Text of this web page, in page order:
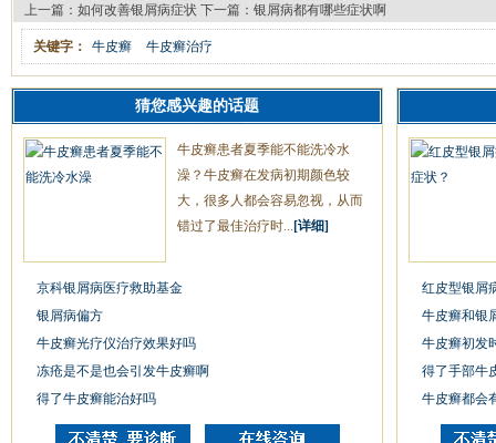
上一篇： 如何改善银屑病症状 下一篇： 银屑病都有哪些症状啊
关键字： 牛皮癣 牛皮癣治疗
猜您感兴趣的话题
牛皮癣患者夏季能不能洗冷水
澡？牛皮癣在发病初期颜色较
大，很多人都会容易忽视，从而
错过了最佳治疗时... [详细]
京科银屑病医疗救助基金
银屑病偏方
牛皮癣光疗仪治疗效果好吗
冻疮是不是也会引发牛皮癣啊
得了牛皮癣能治好吗
红皮型银屑
牛皮癣和银
牛皮癣初发
得了手部牛
牛皮癣都会